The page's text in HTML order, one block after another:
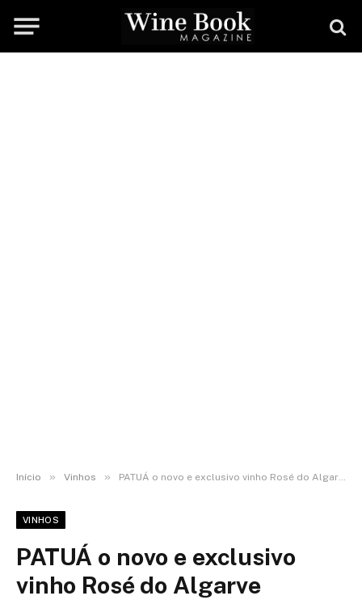
Início » Vinhos » PATUÁ o novo e exclusivo vinho Rosé do Algarve
VINHOS
PATUÁ o novo e exclusivo
vinho Rosé do Algarve